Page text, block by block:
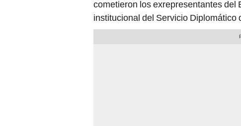
cometieron los exrepresentantes del
institucional del Servicio Diplomático